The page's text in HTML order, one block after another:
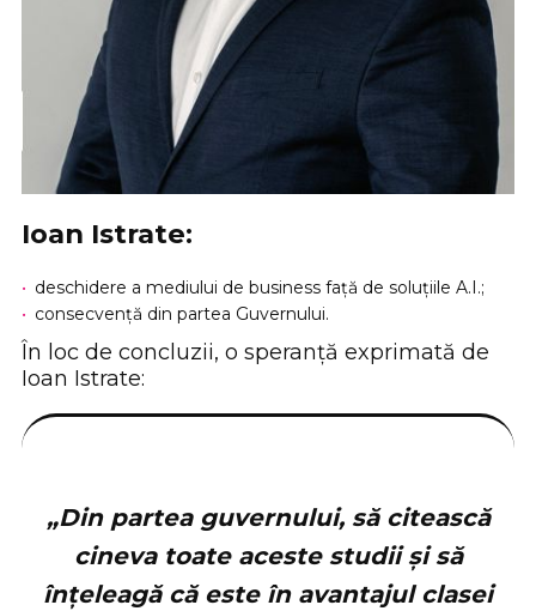
Ioan Istrate:
deschidere a mediului de business față de soluțiile A.I.;
consecvență din partea Guvernului.
În loc de concluzii, o speranță exprimată de
Ioan Istrate:
„Din partea guvernului, să citească
cineva toate aceste studii și să
înțeleagă că este în avantajul clasei